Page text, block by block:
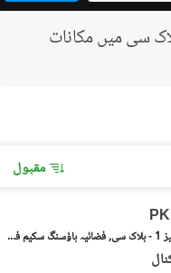
ہاؤسنگ سکیم فیز 1 - بلاک سی میں مکانات
مقبول
فضائیہ ہاؤسنگ سکیم فیز 1 - بلاک سی, فضائیہ ہاؤسنگ سکیم فیز 1